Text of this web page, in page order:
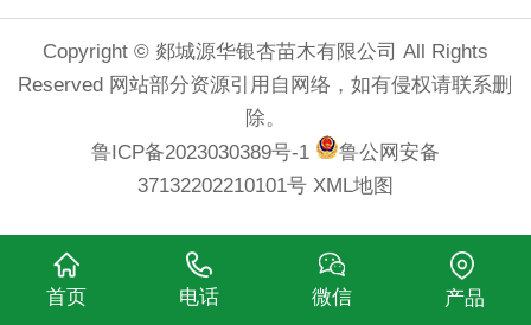
Copyright © 郯城源华银杏苗木有限公司 All Rights
Reserved 网站部分资源引用自网络，如有侵权请联系删
除。
鲁ICP备2023030389号-1
鲁公网安备
37132202210101号 XML地图
首页 电话 微信 产品